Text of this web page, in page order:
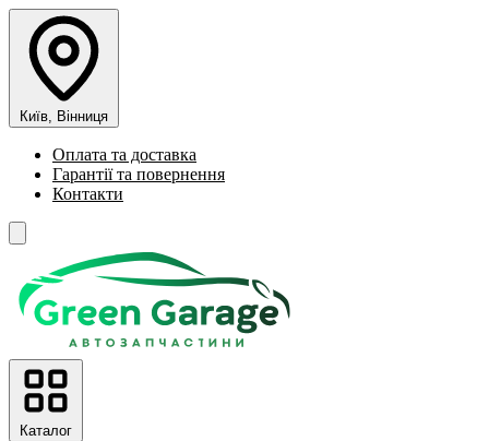
Київ, Вінниця
Оплата та доставка
Гарантії та повернення
Контакти
Каталог